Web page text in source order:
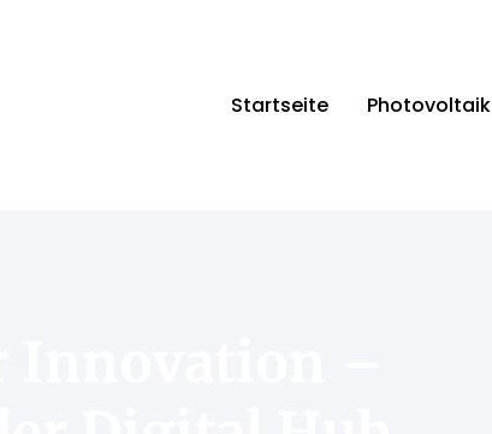
Startseite Photovoltaik